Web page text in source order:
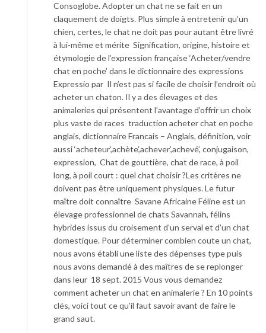
Consoglobe. Adopter un chat ne se fait en un
claquement de doigts. Plus simple à entretenir qu’un
chien, certes, le chat ne doit pas pour autant être livré
à lui-même et mérite Signification, origine, histoire et
étymologie de l’expression française ‘Acheter/vendre
chat en poche’ dans le dictionnaire des expressions
Expressio par Il n’est pas si facile de choisir l’endroit où
acheter un chaton. Il y a des élevages et des
animaleries qui présentent l’avantage d’offrir un choix
plus vaste de races traduction acheter chat en poche
anglais, dictionnaire Francais – Anglais, définition, voir
aussi ‘acheteur’,achète’,achever’,achevé’, conjugaison,
expression, Chat de gouttière, chat de race, à poil
long, à poil court : quel chat choisir ?Les critères ne
doivent pas être uniquement physiques. Le futur
maître doit connaître Savane Africaine Féline est un
élevage professionnel de chats Savannah, félins
hybrides issus du croisement d’un serval et d’un chat
domestique. Pour déterminer combien coute un chat,
nous avons établi une liste des dépenses type puis
nous avons demandé à des maîtres de se replonger
dans leur 18 sept. 2015 Vous vous demandez
comment acheter un chat en animalerie ? En 10 points
clés, voici tout ce qu’il faut savoir avant de faire le
grand saut.